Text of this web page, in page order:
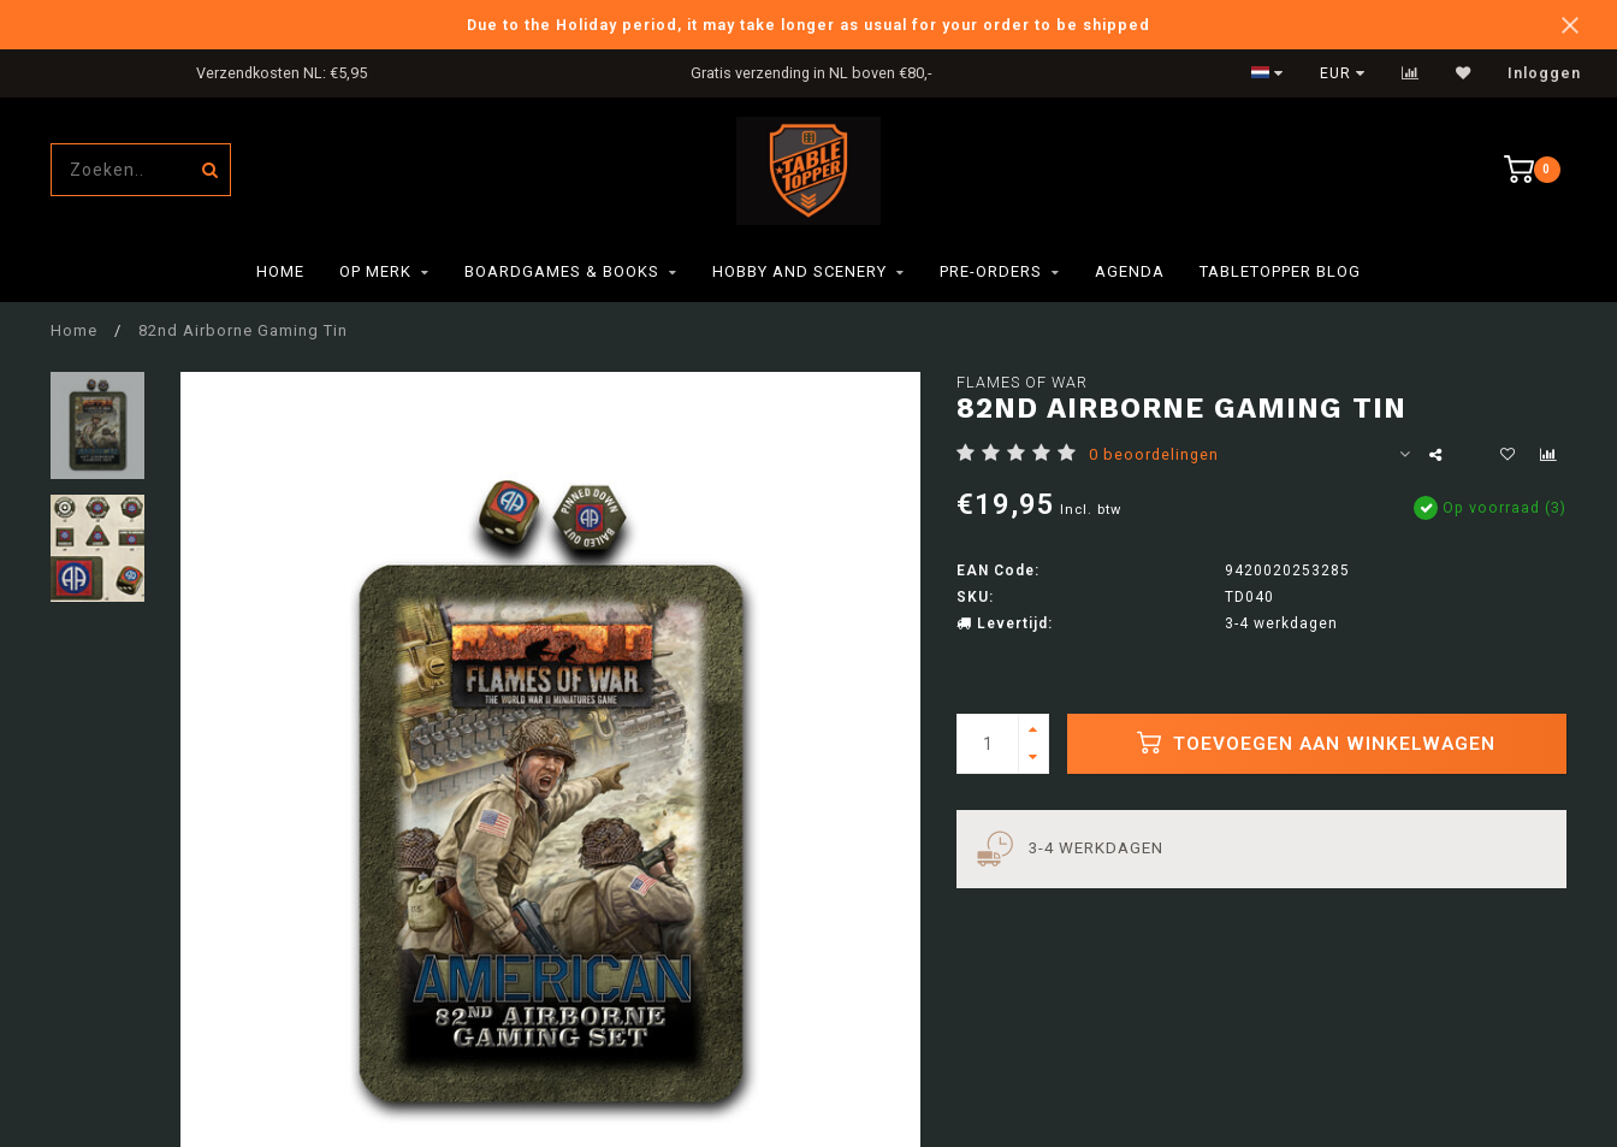
Due to the Holiday period, it may take longer as usual for your order to be shipped
Verzendkosten NL: €5,95 Gratis verzending in NL boven €80,- International Shipping
EUR Inloggen
0
HOME OP MERK BOARDGAMES & BOOKS HOBBY AND SCENERY PRE-ORDERS AGENDA TABLETOPPER BLOG
Home / 82nd Airborne Gaming Tin
FLAMES OF WAR
82ND AIRBORNE GAMING TIN
0 beoordelingen
€19,95 Incl. btw Op voorraad (3)
EAN Code:
9420020253285
SKU:
TD040
Levertijd:
3-4 werkdagen
TOEVOEGEN AAN WINKELWAGEN
3-4 WERKDAGEN